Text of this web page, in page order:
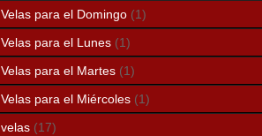
Velas para el Domingo (1)
Velas para el Lunes (1)
Velas para el Martes (1)
Velas para el Miércoles (1)
velas (17)